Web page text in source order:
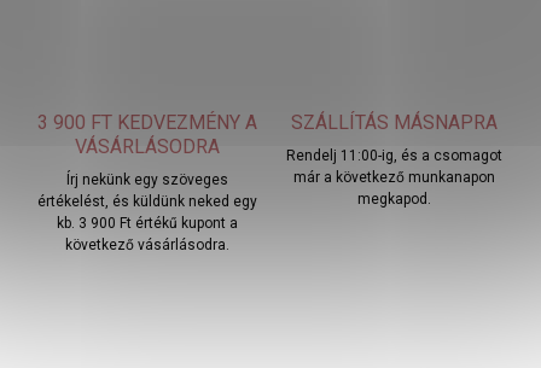
3 900 FT KEDVEZMÉNY A
VÁSÁRLÁSODRA
Írj nekünk egy szöveges
értékelést, és küldünk neked egy
kb. 3 900 Ft értékű kupont a
következő vásárlásodra.
SZÁLLÍTÁS MÁSNAPRA
Rendelj 11:00-ig, és a csomagot
már a következő munkanapon
megkapod.